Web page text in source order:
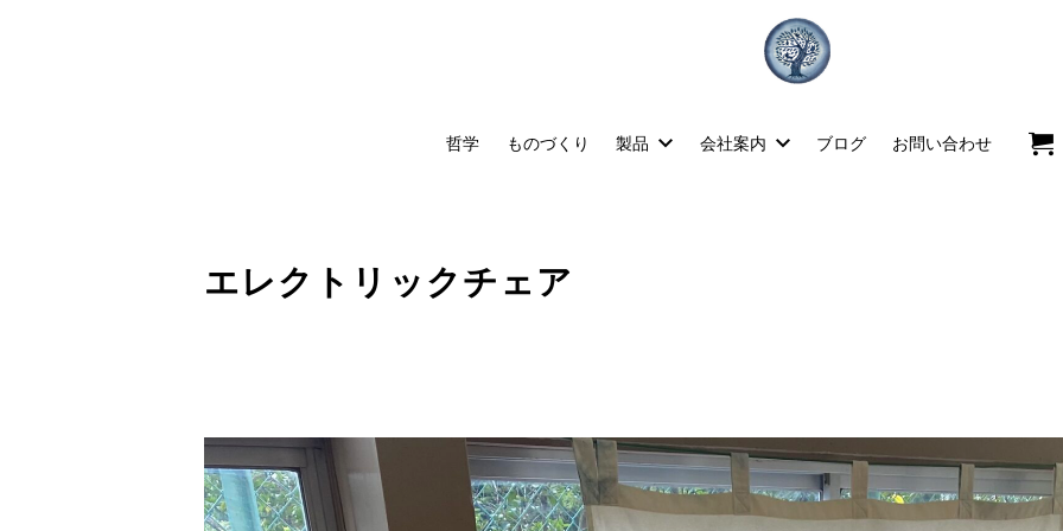
哲学 ものづくり 製品 会社案内 ブログ お問い合わせ
エレクトリックチェア